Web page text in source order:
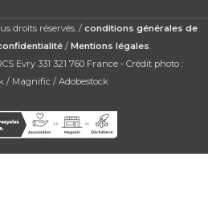
droits réservés. / conditions générales de
/ Mentions légales
Evry 331 321 760 France - Crédit photo :
/ Magnific / Adobestock